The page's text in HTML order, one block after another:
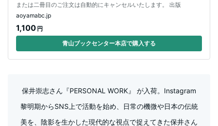
または二冊目のご注文は自動的にキャンセルいたします。 出版
aoyamabc.jp
1,100 円
青山ブックセンター本店で購入する
保井崇志さん『PERSONAL WORK』 が入荷。Instagram
黎明期からSNS上で活動を始め、日常の機微や日本の伝統
美を、陰影を生かした現代的な視点で捉えてきた保井さん